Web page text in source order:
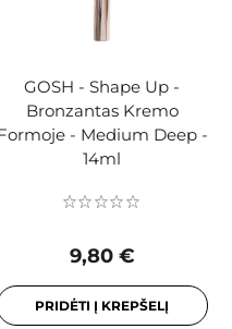
GOSH - Shape Up -
Bronzantas Kremo
- Medium Deep -
14ml
9,80 €
PRIDĖTI Į KREPŠELĮ